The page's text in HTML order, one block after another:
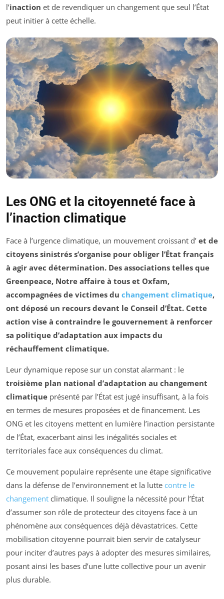
l’inaction et de revendiquer un changement que seul l’État
peut initier à cette échelle.
Les ONG et la citoyenneté face à
l’inaction climatique
Face à l’urgence climatique, un mouvement croissant d’ et de
citoyens sinistrés s’organise pour obliger l’État français
à agir avec détermination. Des associations telles que
Greenpeace, Notre affaire à tous et Oxfam,
accompagnées de victimes du changement climatique,
ont déposé un recours devant le Conseil d’État. Cette
action vise à contraindre le gouvernement à renforcer
sa politique d’adaptation aux impacts du
réchauffement climatique.
Leur dynamique repose sur un constat alarmant : le
troisième plan national d’adaptation au changement
climatique présenté par l’État est jugé insuffisant, à la fois
en termes de mesures proposées et de financement. Les
ONG et les citoyens mettent en lumière l’inaction persistante
de l’État, exacerbant ainsi les inégalités sociales et
territoriales face aux conséquences du climat.
Ce mouvement populaire représente une étape significative
dans la défense de l’environnement et la lutte contre le
changement climatique. Il souligne la nécessité pour l’État
d’assumer son rôle de protecteur des citoyens face à un
phénomène aux conséquences déjà dévastatrices. Cette
mobilisation citoyenne pourrait bien servir de catalyseur
pour inciter d’autres pays à adopter des mesures similaires,
posant ainsi les bases d’une lutte collective pour un avenir
plus durable.